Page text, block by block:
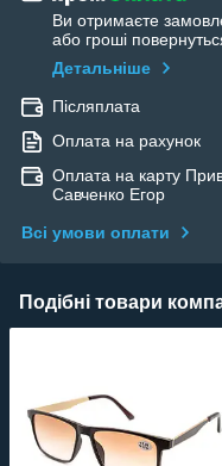
Ви отримаєте
або гроші
Детальніше
Післяплата
Оплата на рахунок
Оплата на карту
Савченко Егор
Всі умови оплати
Подібні товари